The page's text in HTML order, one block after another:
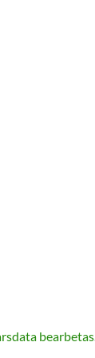
bearbetas